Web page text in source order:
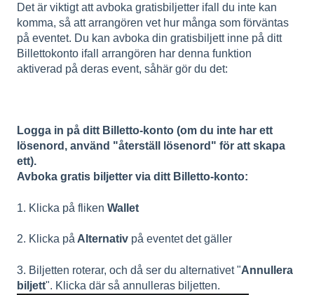
Det är viktigt att avboka gratisbiljetter ifall du inte kan
komma, så att arrangören vet hur många som förväntas
på eventet. Du kan avboka din gratisbiljett inne på ditt
Billettokonto ifall arrangören har denna funktion
aktiverad på deras event, såhär gör du det:
Logga in på ditt Billetto-konto (om du inte har ett
lösenord, använd "återställ lösenord" för att skapa
ett).
Avboka gratis biljetter via ditt Billetto-konto:
1. Klicka på fliken Wallet
2. Klicka på Alternativ på eventet det gäller
3. Biljetten roterar, och då ser du alternativet "Annullera
biljett". Klicka där så annulleras biljetten.